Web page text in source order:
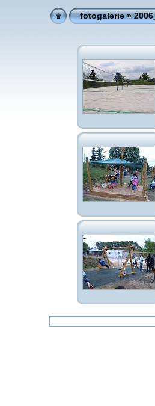
fotogalerie»